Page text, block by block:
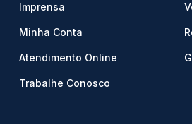
Imprensa
Minha Conta
Atendimento Online
Trabalhe Conosco